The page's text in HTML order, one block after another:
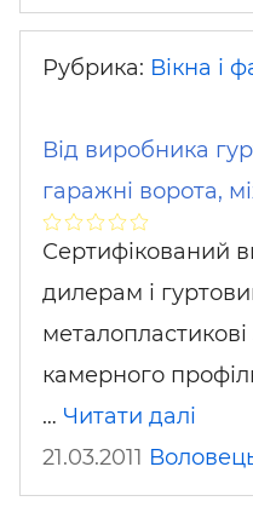
Рубрика: Вікна і
Від виробника
гаражні ворота,
Сертифікований
дилерам і
металопластикові
камерного
… Читати далі
21.03.2011